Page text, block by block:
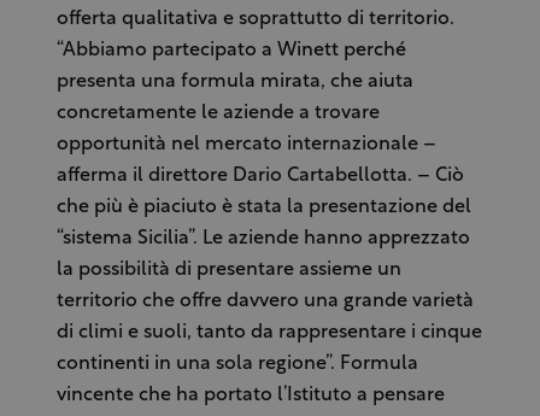
offerta qualitativa e soprattutto di territorio.
“Abbiamo partecipato a Winett perché
presenta una formula mirata, che aiuta
concretamente le aziende a trovare
opportunità nel mercato internazionale –
afferma il direttore Dario Cartabellotta. – Ciò
che più è piaciuto è stata la presentazione del
“sistema Sicilia”. Le aziende hanno apprezzato
la possibilità di presentare assieme un
territorio che offre davvero una grande varietà
di climi e suoli, tanto da rappresentare i cinque
continenti in una sola regione”. Formula
vincente che ha portato l’Istituto a pensare